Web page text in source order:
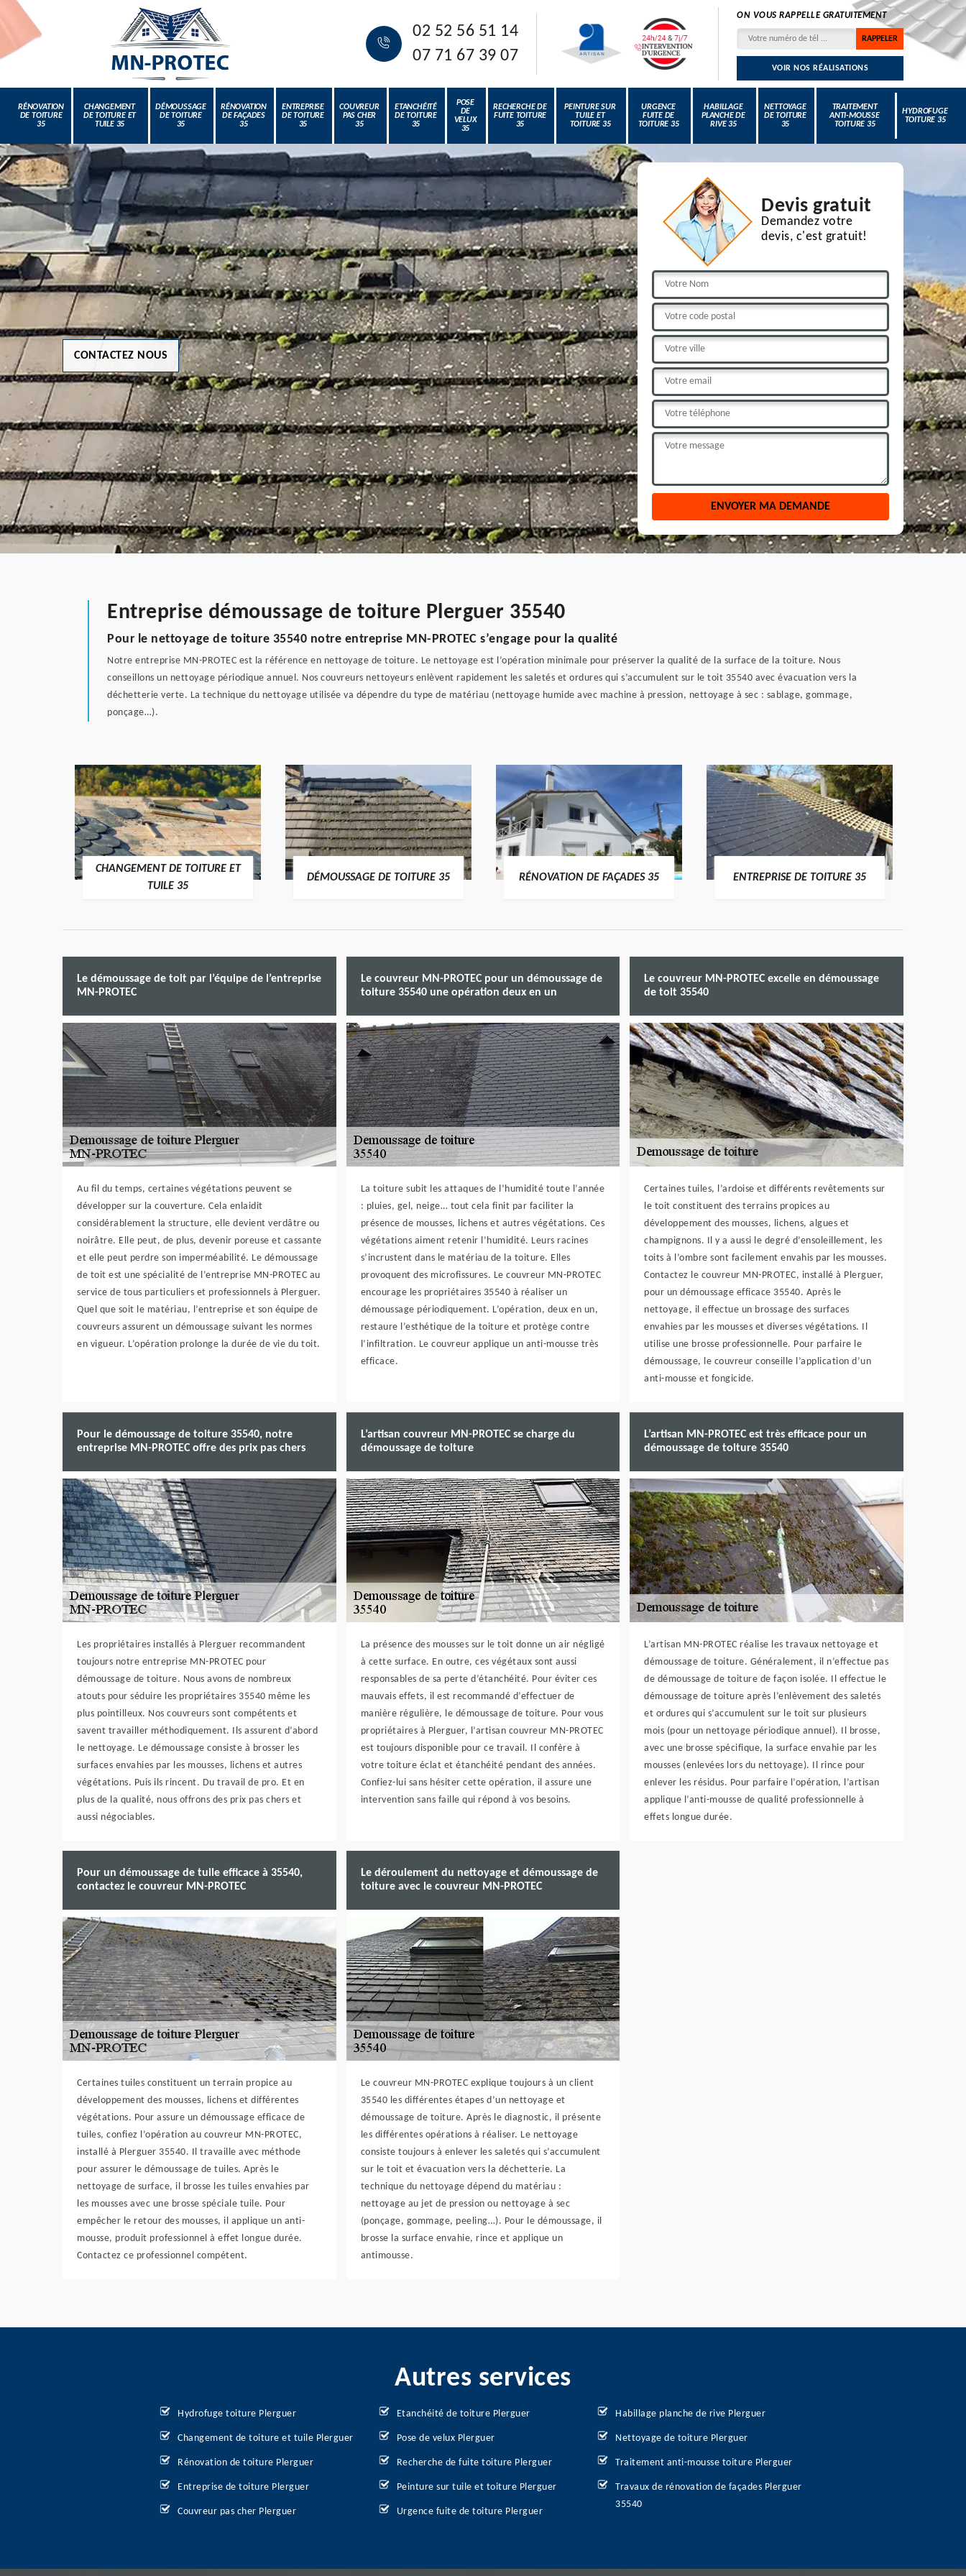
02 52 56 51 14
07 71 67 39 07
ON VOUS RAPPELLE GRATUITEMENT
VOIR NOS RÉALISATIONS
RÉNOVATION
DE TOITURE
35
CHANGEMENT
DE TOITURE ET
TUILE 35
DÉMOUSSAGE
DE TOITURE
35
RÉNOVATION
DE FAÇADES
35
ENTREPRISE
DE TOITURE
35
COUVREUR
PAS CHER
35
ETANCHÉITÉ
DE TOITURE
35
POSE
DE
VELUX
35
RECHERCHE DE
FUITE TOITURE
35
PEINTURE SUR
TUILE ET
TOITURE 35
URGENCE
FUITE DE
TOITURE 35
HABILLAGE
PLANCHE DE
RIVE 35
NETTOYAGE
DE TOITURE
35
TRAITEMENT
ANTI-MOUSSE
TOITURE 35
HYDROFUGE
TOITURE 35
CONTACTEZ NOUS
Devis gratuit
Demandez votre
devis, c'est gratuit!
Entreprise démoussage de toiture Plerguer 35540
Pour le nettoyage de toiture 35540 notre entreprise MN-PROTEC s’engage pour la qualité
Notre entreprise MN-PROTEC est la référence en nettoyage de toiture. Le nettoyage est l’opération minimale pour préserver la qualité de la surface de la toiture. Nous
conseillons un nettoyage périodique annuel. Nos couvreurs nettoyeurs enlèvent rapidement les saletés et ordures qui s’accumulent sur le toit 35540 avec évacuation vers la
déchetterie verte. La technique du nettoyage utilisée va dépendre du type de matériau (nettoyage humide avec machine à pression, nettoyage à sec : sablage, gommage,
ponçage…).
CHANGEMENT DE TOITURE ET
TUILE 35
DÉMOUSSAGE DE TOITURE 35 RÉNOVATION DE FAÇADES 35 ENTREPRISE DE TOITURE 35
Le démoussage de toit par l’équipe de l’entreprise
MN-PROTEC
Au fil du temps, certaines végétations peuvent se
développer sur la couverture. Cela enlaidit
considérablement la structure, elle devient verdâtre ou
noirâtre. Elle peut, de plus, devenir poreuse et cassante
et elle peut perdre son imperméabilité. Le démoussage
de toit est une spécialité de l’entreprise MN-PROTEC au
service de tous particuliers et professionnels à Plerguer.
Quel que soit le matériau, l’entreprise et son équipe de
couvreurs assurent un démoussage suivant les normes
en vigueur. L’opération prolonge la durée de vie du toit.
Le couvreur MN-PROTEC pour un démoussage de
toiture 35540 une opération deux en un
La toiture subit les attaques de l’humidité toute l’année
: pluies, gel, neige… tout cela finit par faciliter la
présence de mousses, lichens et autres végétations. Ces
végétations aiment retenir l’humidité. Leurs racines
s’incrustent dans le matériau de la toiture. Elles
provoquent des microfissures. Le couvreur MN-PROTEC
encourage les propriétaires 35540 à réaliser un
démoussage périodiquement. L’opération, deux en un,
restaure l’esthétique de la toiture et protège contre
l’infiltration. Le couvreur applique un anti-mousse très
efficace.
Le couvreur MN-PROTEC excelle en démoussage
de toit 35540
Certaines tuiles, l’ardoise et différents revêtements sur
le toit constituent des terrains propices au
développement des mousses, lichens, algues et
champignons. Il y a aussi le degré d’ensoleillement, les
toits à l’ombre sont facilement envahis par les mousses.
Contactez le couvreur MN-PROTEC, installé à Plerguer,
pour un démoussage efficace 35540. Après le
nettoyage, il effectue un brossage des surfaces
envahies par les mousses et diverses végétations. Il
utilise une brosse professionnelle. Pour parfaire le
démoussage, le couvreur conseille l’application d’un
anti-mousse et fongicide.
Pour le démoussage de toiture 35540, notre
entreprise MN-PROTEC offre des prix pas chers
Les propriétaires installés à Plerguer recommandent
toujours notre entreprise MN-PROTEC pour
démoussage de toiture. Nous avons de nombreux
atouts pour séduire les propriétaires 35540 même les
plus pointilleux. Nos couvreurs sont compétents et
savent travailler méthodiquement. Ils assurent d’abord
le nettoyage. Le démoussage consiste à brosser les
surfaces envahies par les mousses, lichens et autres
végétations. Puis ils rincent. Du travail de pro. Et en
plus de la qualité, nous offrons des prix pas chers et
aussi négociables.
L’artisan couvreur MN-PROTEC se charge du
démoussage de toiture
La présence des mousses sur le toit donne un air négligé
à cette surface. En outre, ces végétaux sont aussi
responsables de sa perte d’étanchéité. Pour éviter ces
mauvais effets, il est recommandé d’effectuer de
manière régulière, le démoussage de toiture. Pour vous
propriétaires à Plerguer, l’artisan couvreur MN-PROTEC
est toujours disponible pour ce travail. Il confère à
votre toiture éclat et étanchéité pendant des années.
Confiez-lui sans hésiter cette opération, il assure une
intervention sans faille qui répond à vos besoins.
L’artisan MN-PROTEC est très efficace pour un
démoussage de toiture 35540
L’artisan MN-PROTEC réalise les travaux nettoyage et
démoussage de toiture. Généralement, il n’effectue pas
de démoussage de toiture de façon isolée. Il effectue le
démoussage de toiture après l’enlèvement des saletés
et ordures qui s’accumulent sur le toit sur plusieurs
mois (pour un nettoyage périodique annuel). Il brosse,
avec une brosse spécifique, la surface envahie par les
mousses (enlevées lors du nettoyage). Il rince pour
enlever les résidus. Pour parfaire l’opération, l’artisan
applique l’anti-mousse de qualité professionnelle à
effets longue durée.
Pour un démoussage de tuile efficace à 35540,
contactez le couvreur MN-PROTEC
Certaines tuiles constituent un terrain propice au
développement des mousses, lichens et différentes
végétations. Pour assure un démoussage efficace de
tuiles, confiez l’opération au couvreur MN-PROTEC,
installé à Plerguer 35540. Il travaille avec méthode
pour assurer le démoussage de tuiles. Après le
nettoyage de surface, il brosse les tuiles envahies par
les mousses avec une brosse spéciale tuile. Pour
empêcher le retour des mousses, il applique un anti-
mousse, produit professionnel à effet longue durée.
Contactez ce professionnel compétent.
Le déroulement du nettoyage et démoussage de
toiture avec le couvreur MN-PROTEC
Le couvreur MN-PROTEC explique toujours à un client
35540 les différentes étapes d’un nettoyage et
démoussage de toiture. Après le diagnostic, il présente
les différentes opérations à réaliser. Le nettoyage
consiste toujours à enlever les saletés qui s’accumulent
sur le toit et évacuation vers la déchetterie. La
technique du nettoyage dépend du matériau :
nettoyage au jet de pression ou nettoyage à sec
(ponçage, gommage, peeling…). Pour le démoussage, il
brosse la surface envahie, rince et applique un
antimousse.
Autres services
Hydrofuge toiture Plerguer
Changement de toiture et tuile Plerguer
Rénovation de toiture Plerguer
Entreprise de toiture Plerguer
Couvreur pas cher Plerguer
Etanchéité de toiture Plerguer
Pose de velux Plerguer
Recherche de fuite toiture Plerguer
Peinture sur tuile et toiture Plerguer
Urgence fuite de toiture Plerguer
Habillage planche de rive Plerguer
Nettoyage de toiture Plerguer
Traitement anti-mousse toiture Plerguer
Travaux de rénovation de façades Plerguer
35540